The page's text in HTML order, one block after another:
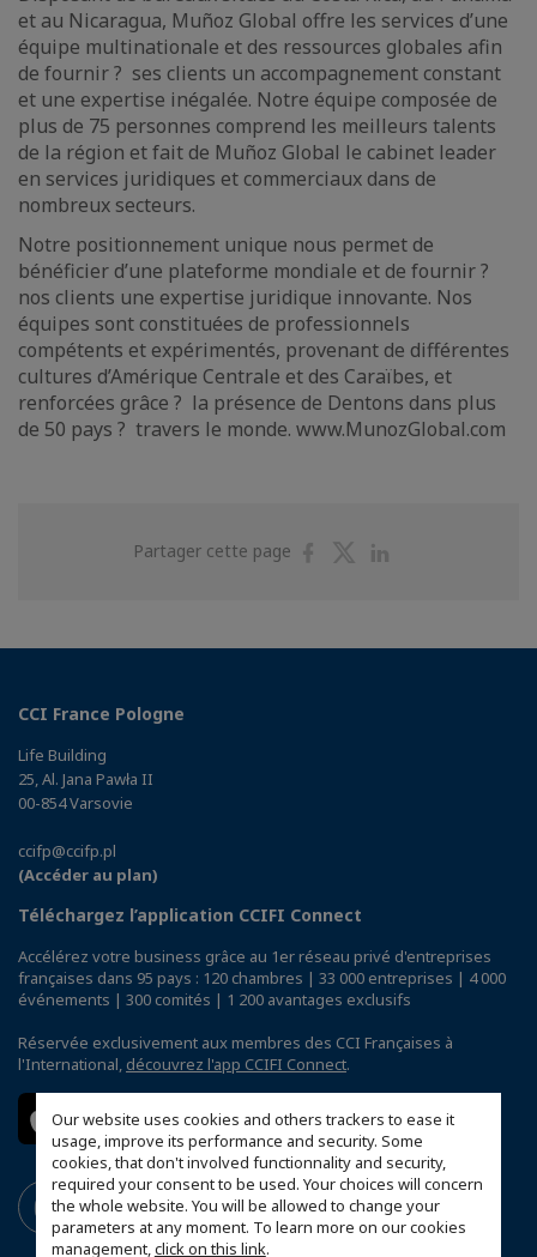
Our website uses cookies and others trackers to ease it
usage, improve its performance and security. Some
cookies, that don't involved functionnality and security,
required your consent to be used. Your choices will concern
the whole website. You will be allowed to change your
parameters at any moment. To learn more on our cookies
management,click on this link.
et au Nicaragua, Muñoz Global offre les services d’une
équipe multinationale et des ressources globales afin
de fournir ? ses clients un accompagnement constant
et une expertise inégalée. Notre équipe composée de
plus de 75 personnes comprend les meilleurs talents
de la région et fait de Muñoz Global le cabinet leader
en services juridiques et commerciaux dans de
nombreux secteurs.
Notre positionnement unique nous permet de
bénéficier d’une plateforme mondiale et de fournir ?
nos clients une expertise juridique innovante. Nos
équipes sont constituées de professionnels
compétents et expérimentés, provenant de différentes
cultures d’Amérique Centrale et des Caraïbes, et
renforcées grâce ? la présence de Dentons dans plus
de 50 pays ? travers le monde. www.MunozGlobal.com
Partager cette page
PartagerPartager
CCI France Pologne
Life Building
25, Al. Jana Pawła II
00-854 Varsovie
ccifp@ccifp.pl
(Accéder au plan)
Téléchargez l’application CCIFI Connect
Accélérez votre business grâce au 1er réseau privé d'entreprises
françaises dans 95 pays : 120 chambres | 33 000 entreprises | 4 000
événements | 300 comités | 1 200 avantages exclusifs
Réservée exclusivement aux membres des CCI Françaises à
l'International, découvrez l'app CCIFI Connect.